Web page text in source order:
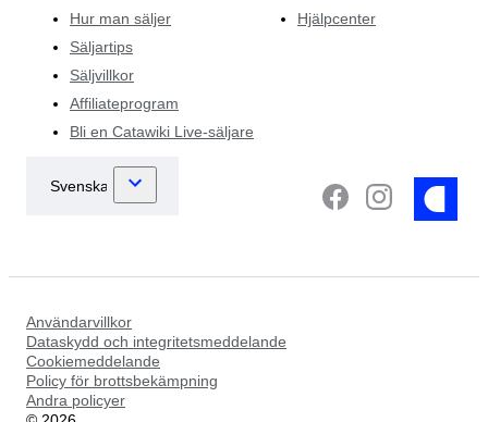
Hur man säljer
Säljartips
Säljvillkor
Affiliateprogram
Bli en Catawiki Live-säljare
Hjälpcenter
Användarvillkor
Dataskydd och integritetsmeddelande
Cookiemeddelande
Policy för brottsbekämpning
Andra policyer